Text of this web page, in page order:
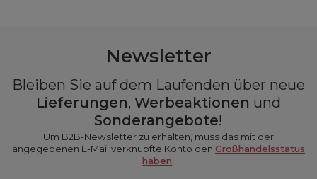
Newsletter
Bleiben Sie auf dem Laufenden über neue
Lieferungen, Werbeaktionen und
Sonderangebote!
Um B2B-Newsletter zu erhalten, muss das mit der
angegebenen E-Mail verknüpfte Konto den Großhandelsstatus
haben.